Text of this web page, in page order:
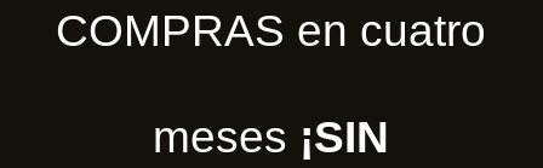
COMPRAS en cuatro
meses ¡SIN